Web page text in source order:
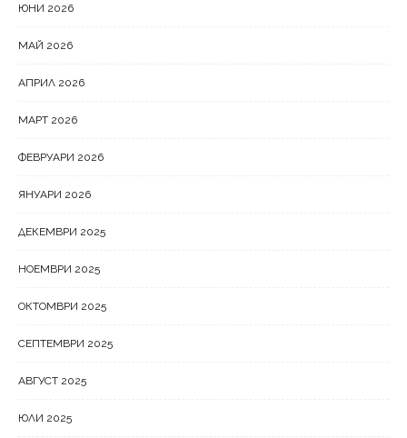
ЮНИ 2026
МАЙ 2026
АПРИЛ 2026
МАРТ 2026
ФЕВРУАРИ 2026
ЯНУАРИ 2026
ДЕКЕМВРИ 2025
НОЕМВРИ 2025
ОКТОМВРИ 2025
СЕПТЕМВРИ 2025
АВГУСТ 2025
ЮЛИ 2025